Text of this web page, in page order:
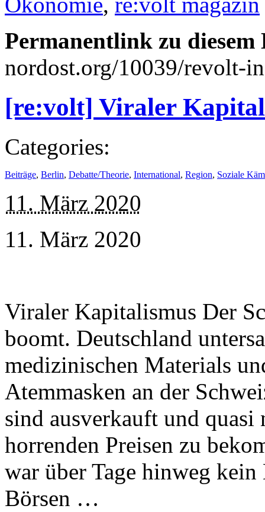
Permanentlink zu
nordost.org/10039/revolt-
[re:volt] Viraler
Categories:
Beiträge, Berlin, Debatte/Theorie, International, Region, Soziale
11. März 2020
11. März 2020
Viraler Kapitalismus Der
boomt. Deutschland
medizinischen Materials
Atemmasken an der
sind ausverkauft und
horrenden Preisen zu
war über Tage hinweg
Börsen …